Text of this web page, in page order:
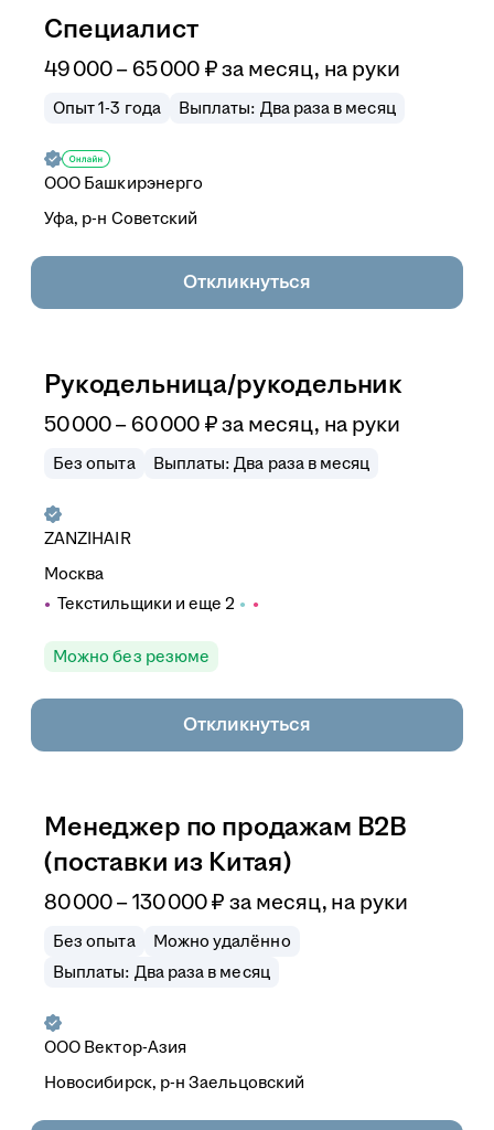
Специалист
49 000–65 000 ₽ за месяц, на руки
Опыт 1-3 года Выплаты: Два раза в месяц
ООО Башкирэнерго
Уфа, р-н Советский
Откликнуться
Рукодельница/рукодельник
50 000–60 000 ₽ за месяц, на руки
Без опыта Выплаты: Два раза в месяц
ZANZIHAIR
Москва
Текстильщики и еще 2
Можно без резюме
Откликнуться
Менеджер по продажам B2B
(поставки из Китая)
80 000–130 000₽ за месяц, на руки
Без опыта
Можно удалённо
Выплаты: Два раза в месяц
ООО Вектор-Азия
Новосибирск, р-н Заельцовский